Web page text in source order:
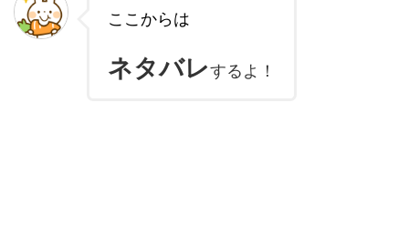
ここからは
ネタバレするよ！